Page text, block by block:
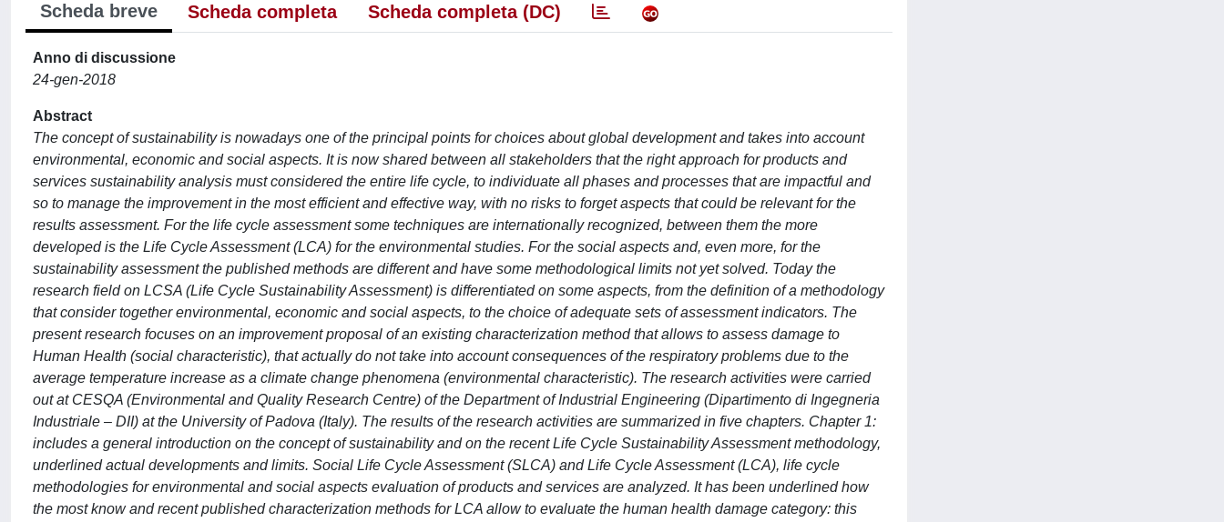
Scheda breve Scheda completa Scheda completa (DC)
Anno di discussione
24-gen-2018
Abstract
The concept of sustainability is nowadays one of the principal points for choices about global development and takes into account
environmental, economic and social aspects. It is now shared between all stakeholders that the right approach for products and
services sustainability analysis must considered the entire life cycle, to individuate all phases and processes that are impactful and
so to manage the improvement in the most efficient and effective way, with no risks to forget aspects that could be relevant for the
results assessment. For the life cycle assessment some techniques are internationally recognized, between them the more
developed is the Life Cycle Assessment (LCA) for the environmental studies. For the social aspects and, even more, for the
sustainability assessment the published methods are different and have some methodological limits not yet solved. Today the
research field on LCSA (Life Cycle Sustainability Assessment) is differentiated on some aspects, from the definition of a methodology
that consider together environmental, economic and social aspects, to the choice of adequate sets of assessment indicators. The
present research focuses on an improvement proposal of an existing characterization method that allows to assess damage to
Human Health (social characteristic), that actually do not take into account consequences of the respiratory problems due to the
average temperature increase as a climate change phenomena (environmental characteristic). The research activities were carried
out at CESQA (Environmental and Quality Research Centre) of the Department of Industrial Engineering (Dipartimento di Ingegneria
Industriale – DII) at the University of Padova (Italy). The results of the research activities are summarized in five chapters. Chapter 1:
includes a general introduction on the concept of sustainability and on the recent Life Cycle Sustainability Assessment methodology,
underlined actual developments and limits. Social Life Cycle Assessment (SLCA) and Life Cycle Assessment (LCA), life cycle
methodologies for environmental and social aspects evaluation of products and services are analyzed. It has been underlined how
the most know and recent published characterization methods for LCA allow to evaluate the human health damage category: this